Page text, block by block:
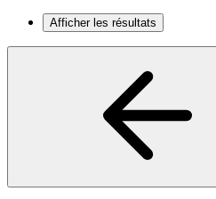
Afficher les résultats